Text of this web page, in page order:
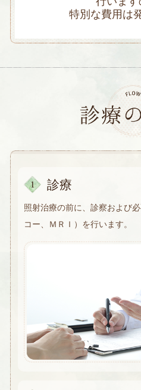
特別な費用は
診療
照射治療の前に、診察および
コー、ＭＲＩ）を行います。